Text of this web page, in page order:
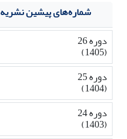
شماره‌های پیشین نشریه
دوره 26
(1405)
دوره 25
(1404)
دوره 24
(1403)